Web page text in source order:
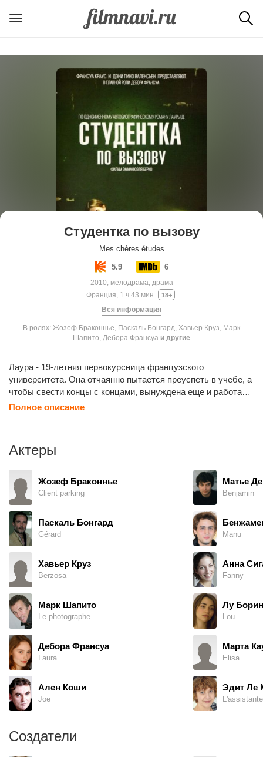
Студентка по вызову
Mes chères études
5.9 6
2010, мелодрама, драма
Франция, 1 ч 43 мин
18+
Вся информация
В ролях: Жозеф Браконнье, Паскаль Бонгард, Хавьер Круз, Марк
Шапито, Дебора Франсуа и другие
Лаура - 19-летняя первокурсница французского
университета. Она отчаянно пытается преуспеть в учебе, а
чтобы свести концы с концами, вынуждена еще и работать
неполный рабочий день. Но этих денег ей все равно не
что это будет всего один раз, и через три дня она идет с
последним.
Полное описание
Актеры
Жозеф Браконнье
Client parking
Паскаль Бонгард
Gérard
Хавьер Круз
Berzosa
Марк Шапито
Le photographe
Дебора Франсуа
Laura
Ален Коши
Joe
Матье
Benjamin
Manu
Анна
Fanny
Лу
Lou
Марта
Elisa
Эдит Ле
Создатели